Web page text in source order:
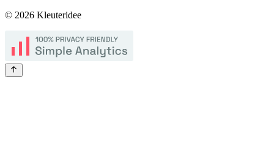
© 2026 Kleuteridee